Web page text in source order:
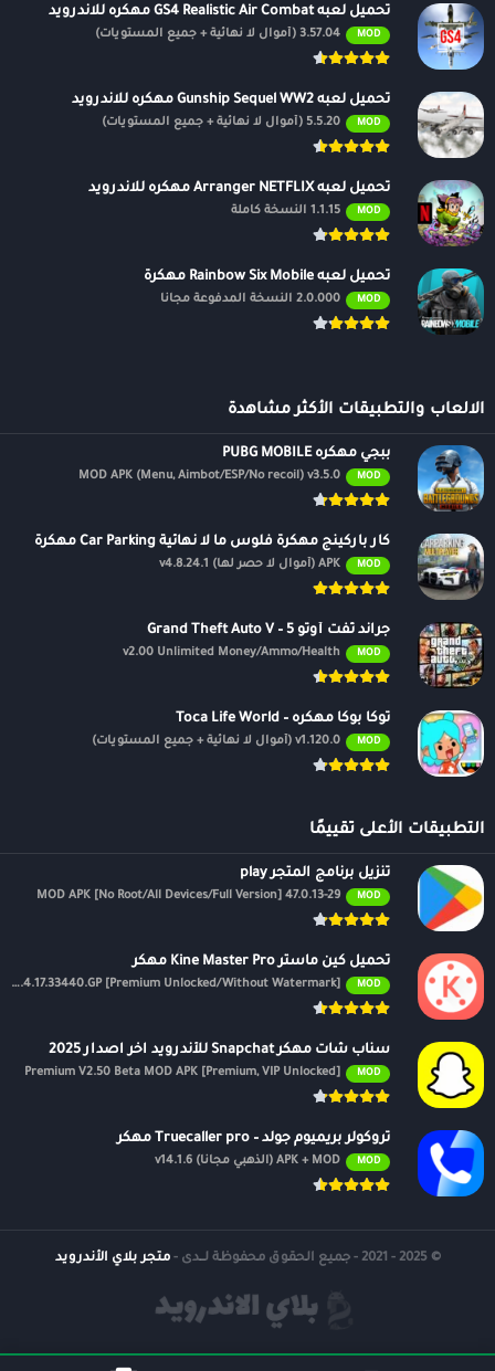
تحميل لعبه GS4 Realistic Air Combat مهكره للاندرويد
MOD 3.57.04 (أموال لا نهائية + جميع المستويات)
تحميل لعبه Gunship Sequel WW2 مهكره للاندرويد
MOD 5.5.20 (أموال لا نهائية + جميع المستويات)
تحميل لعبه Arranger NETFLIX مهكره للاندرويد
MOD 1.1.15 النسخة كاملة
تحميل لعبه Rainbow Six Mobile مهكرة
MOD 2.0.000 النسخة المدفوعة مجانًا
الالعاب والتطبيقات الأكثر مشاهدة
ببجي مهكره PUBG MOBILE
MOD
MOD APK (Menu, Aimbot/ESP/No recoil) v3.5.0
كار باركينج مهكرة فلوس ما لا نهائية Car Parking مهكرة
MOD APK (أموال لا حصر لها) v4.8.24.1
جراند ثفت أوتو 5 – Grand Theft Auto V
MOD
v2.00 Unlimited Money/Ammo/Health
توكا بوكا مهكره – Toca Life World
MOD v1.120.0 (أموال لا نهائية + جميع المستويات)
التطبيقات الأعلى تقييمًا
تنزيل برنامج المتجر play
MOD
47.0.13-29 MOD APK [No Root/All Devices/Full Version]
تحميل كين ماستر Kine Master Pro مهكر
MOD
APK v7.4.17.33440.GP [Premium Unlocked/Without Watermark]
سناب شات مهكر Snapchat للأندرويد اخر اصدار 2025
MOD
Premium V2.50 Beta MOD APK [Premium, VIP Unlocked]
تروكولر بريميوم جولد – Truecaller pro مهكر
MOD APK + MOD (الذهبي مجانًا) v14.1.6
© 2025 - 2021 - جميع الحقوق محفوظة لــدى - متجر بلاي الأندرويد